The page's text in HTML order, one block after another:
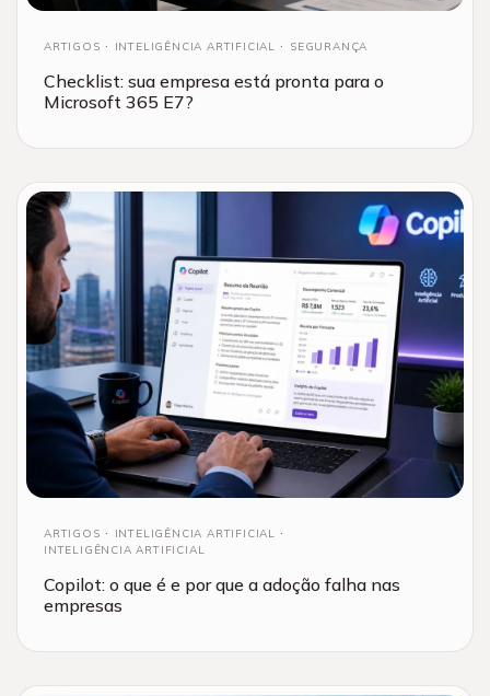
ARTIGOS INTELIGÊNCIA ARTIFICIAL SEGURANÇA
Checklist: sua empresa está pronta para o
Microsoft 365 E7?
ARTIGOS
INTELIGÊNCIA ARTIFICIAL
INTELIGÊNCIA ARTIFICIAL
Copilot: o que é e por que a adoção falha nas
empresas